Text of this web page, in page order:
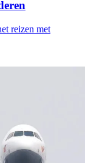
reizen met